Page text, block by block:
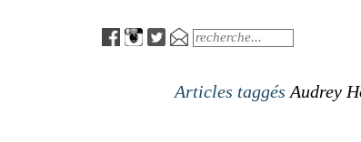
MenuSearch
Articles taggés Audrey